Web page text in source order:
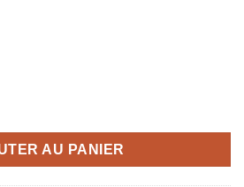
Classique 135g - Vico
AU PANIER